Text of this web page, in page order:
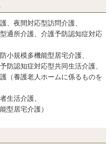
、夜間対応型訪問介護、
通所介護、介護予防認知症対応
小規模多機能型居宅介護、
防認知症対応型共同生活介護、
（養護老人ホームに係るものを
生活介護、
型居宅介護）